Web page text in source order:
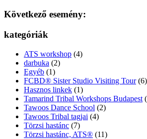
Következő esemény:
kategóriák
ATS workshop (4)
darbuka (2)
Egyéb (1)
FCBD® Sister Studio Visiting Tour(6)
Hasznos linkek (1)
Tamarind Tribal Workshops Budapest
Tawoos Dance School (2)
Tawoos Tribal tagjai (4)
Törzsi hastánc (7)
Törzsi hastánc, ATS® (11)